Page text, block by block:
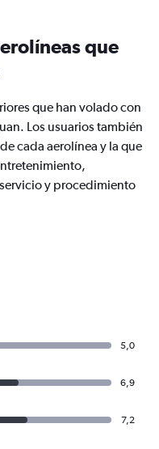
que
que han volado con
Los usuarios también
cada aerolínea y la que
y procedimiento
5,0
6,9
7,2